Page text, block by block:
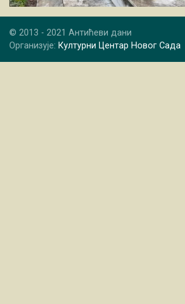
© 2013 - 2021 Антићеви дани
Организује: Културни Центар Новог Сада